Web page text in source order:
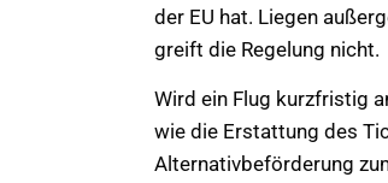
der EU hat. Liegen
greift die Regelung nicht.
Wird ein Flug kurzfristig
wie die Erstattung des
Alternativbeförderung